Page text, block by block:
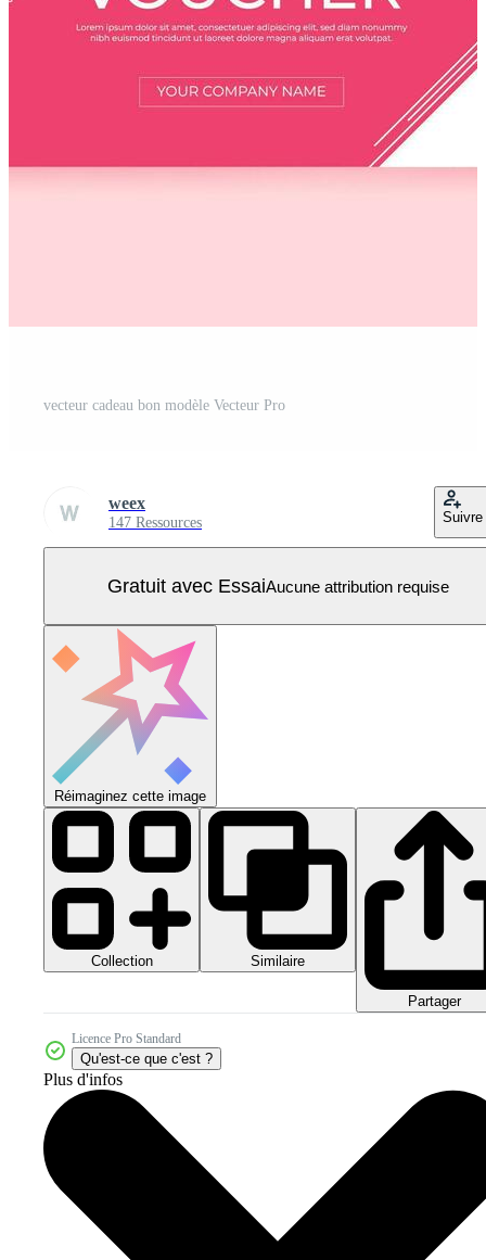
vecteur cadeau bon modèle Vecteur Pro
weex
147 Ressources Suivre
Gratuit avec EssaiAucune attribution requise
Réimaginez cette image
Collection Similaire
Partager
Licence Pro Standard
Qu'est-ce que c'est ?
Plus d'infos